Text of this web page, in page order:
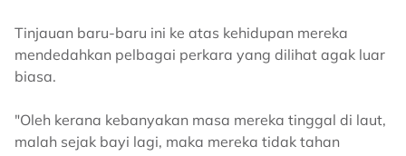
Tinjauan baru-baru ini ke atas kehidupan mereka
mendedahkan pelbagai perkara yang dilihat agak luar
biasa.
"Oleh kerana kebanyakan masa mereka tinggal di laut,
malah sejak bayi lagi, maka mereka tidak tahan